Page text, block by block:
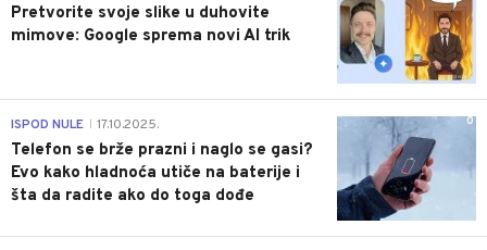
Pretvorite svoje slike u duhovite
mimove: Google sprema novi AI trik
0
ISPOD NULE 17.10.2025.
Telefon se brže prazni i naglo se gasi?
Evo kako hladnoća utiče na baterije i
šta da radite ako do toga dođe